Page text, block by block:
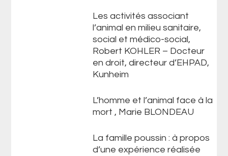
Les activités associant
l’animal en milieu sanitaire,
social et médico-social,
Robert KOHLER – Docteur
en droit, directeur d’EHPAD,
Kunheim
L’homme et l’animal face à la
mort , Marie BLONDEAU
La famille poussin : à propos
d’une expérience réalisée